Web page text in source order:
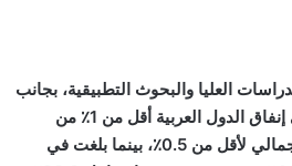
العليا والبحوث التطبيقية، بجانب
ضعف الإمكانات في المختبرات والتجهيزات والأجهزة، حيث تشير الأرقام الرسمية إلى إنفاق الدول العربية أقل من 1٪ من
موازناتها العامة على دعم البحث العلمي، وتتدنى النسبة بالنظر إلى الناتج القومي الإجمالي لأقل من 0.5٪، بينما بلغت في